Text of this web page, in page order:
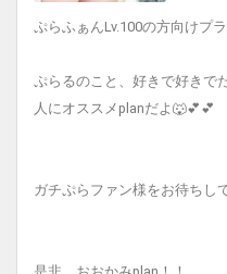
ぷらふぁんLv.100の方向けプ
ぷらるのこと、好きで好きで
人にオススメplanだよ🐺💕💕
ガチぷらファン様をお待ちし